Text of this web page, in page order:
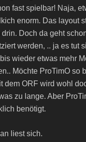
fast spielbar! Naja,
enorm. Das layout
Doch da geht
werden, .. ja es tut
wieder etwas mehr
Möchte ProTimO so
dem ORF wird wohl
zu lange. Aber
benötigt.
liest sich.